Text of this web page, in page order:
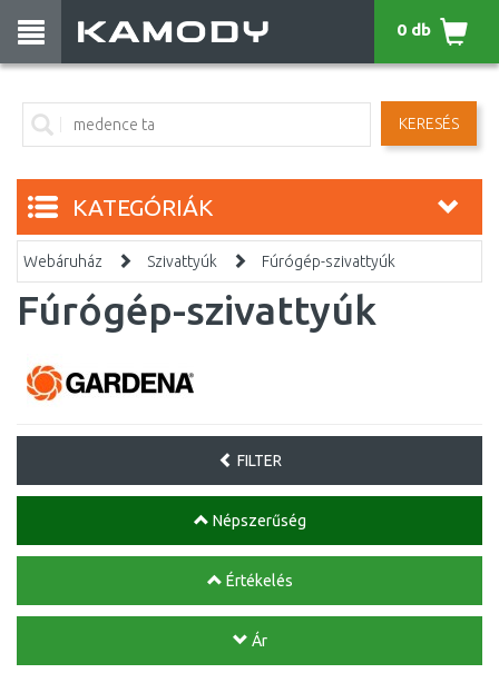
KERESÉS
0 db
KATEGÓRIÁK
Webáruház Szivattyúk Fúrógép-szivattyúk
Fúrógép-szivattyúk
FILTER
Népszerűség
Értékelés
Ár